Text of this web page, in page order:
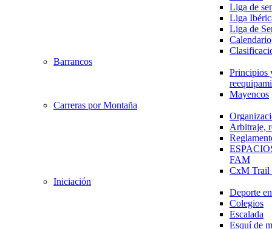
Liga de
Liga
Liga de
Calendario
Barrancos
Principios
Mayencos
Carreras por Montaña
Arbitraje,
FAM
CxM
Iniciación
Deporte
Colegios
Escalada
Esquí de